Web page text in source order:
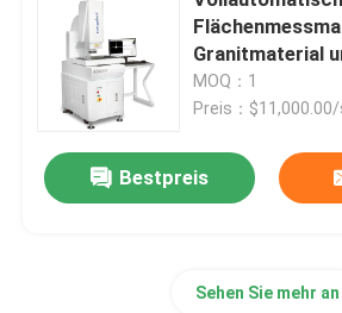
2D-Koordinatenmessgerät
optische beigeordnete
Videomessmaschinen
Granitmaterial
MOQ：1
Preis：
Bestpreis
Sehen Sie mehr an